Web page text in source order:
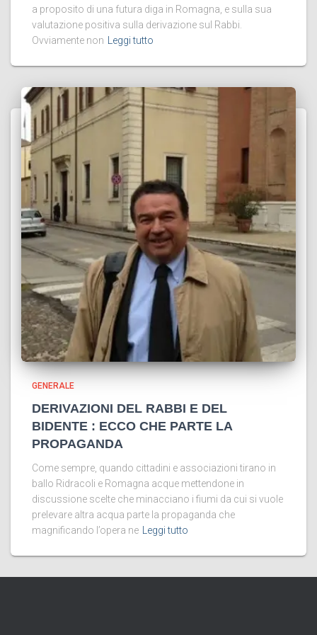
a proposito di una futura diga in Romagna, e sulla sua
valutazione positiva sulla derivazione sul Rabbi.
Ovviamente non
Leggi tutto
GENERALE
DERIVAZIONI DEL RABBI E DEL
BIDENTE : ECCO CHE PARTE LA
PROPAGANDA
Come sempre, quando cittadini e associazioni tirano in
ballo Ridracoli e Romagna acque mettendone in
discussione scelte che minacciano i fiumi da cui si vuole
prelevare altra acqua parte la propaganda che
magnificando l’opera ne
Leggi tutto